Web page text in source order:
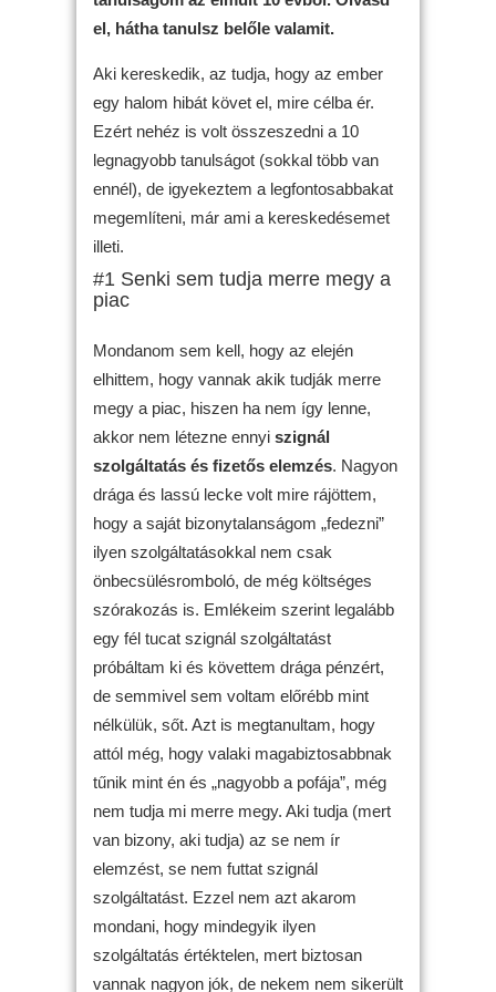
el, hátha tanulsz belőle valamit.
Aki kereskedik, az tudja, hogy az ember
egy halom hibát követ el, mire célba ér.
Ezért nehéz is volt összeszedni a 10
legnagyobb tanulságot (sokkal több van
ennél), de igyekeztem a legfontosabbakat
megemlíteni, már ami a kereskedésemet
illeti.
#1 Senki sem tudja merre megy a
piac
Mondanom sem kell, hogy az elején
elhittem, hogy vannak akik tudják merre
megy a piac, hiszen ha nem így lenne,
akkor nem létezne ennyi szignál
szolgáltatás és fizetős elemzés. Nagyon
drága és lassú lecke volt mire rájöttem,
hogy a saját bizonytalanságom „fedezni”
ilyen szolgáltatásokkal nem csak
önbecsülésromboló, de még költséges
szórakozás is. Emlékeim szerint legalább
egy fél tucat szignál szolgáltatást
próbáltam ki és követtem drága pénzért,
de semmivel sem voltam előrébb mint
nélkülük, sőt. Azt is megtanultam, hogy
attól még, hogy valaki magabiztosabbnak
tűnik mint én és „nagyobb a pofája”, még
nem tudja mi merre megy. Aki tudja (mert
van bizony, aki tudja) az se nem ír
elemzést, se nem futtat szignál
szolgáltatást. Ezzel nem azt akarom
mondani, hogy mindegyik ilyen
szolgáltatás értéktelen, mert biztosan
vannak nagyon jók, de nekem nem sikerült